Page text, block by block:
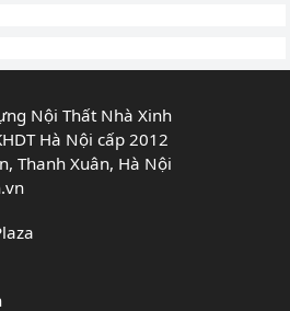
Nội Thất Nhà Xinh
Hà Nội cấp 2012
Thanh Xuân, Hà Nội